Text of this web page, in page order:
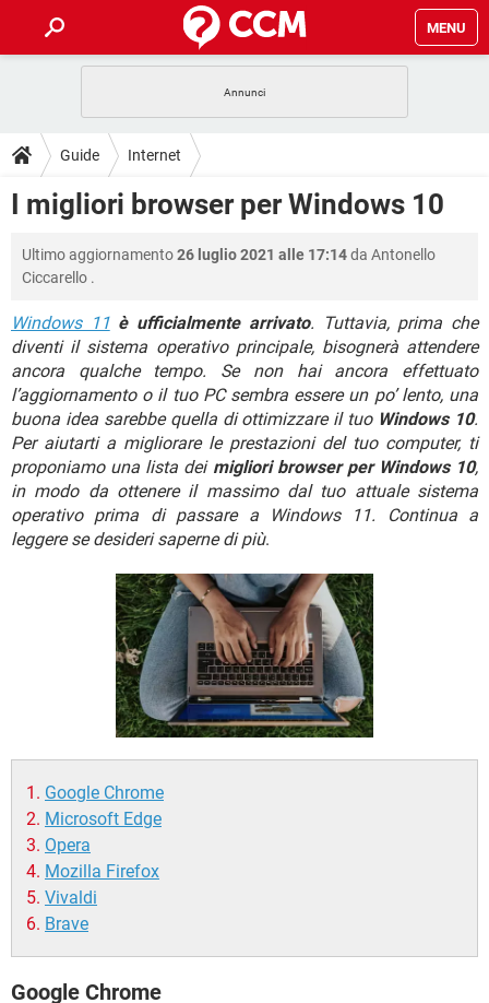
MENU
INTRATTENIMENTO
iOS WINDOWS 10
TIKTOK
GUIDE
COVID-19
INTRATTENIMENTO ANDROID
iOS WINDOWS 10
TIKTOK FACEBOOK
HARDWARE
DOWNLOAD
INTRATTENIMENTO
INSTAGRAM WHATSAPP
TIKTOK FACEBOOK
HARDWARE
FORUM
INTRATTENIMENTO ANDROID
iOS WINDOWS 10
INSTAGRAM WHATSAPP
TIKTOK FACEBOOK
HARDWARE
COVID-19 GAMING
INTRATTENIMENTO ANDROID
iOS WINDOWS 10
INSTAGRAM WHATSAPP
TIKTOK FACEBOOK
HARDWARE
Guide Internet
I migliori browser per Windows 10
Ultimo aggiornamento26 luglio 2021 alle 17:14da Antonello
Ciccarello .
Windows 11 è ufficialmente arrivato. Tuttavia, prima che
diventi il sistema operativo principale, bisognerà attendere
ancora qualche tempo. Se non hai ancora effettuato
l’aggiornamento o il tuo PC sembra essere un po’ lento, una
buona idea sarebbe quella di ottimizzare il tuo Windows 10.
Per aiutarti a migliorare le prestazioni del tuo computer, ti
proponiamo una lista dei migliori browser per Windows 10,
in modo da ottenere il massimo dal tuo attuale sistema
operativo prima di passare a Windows 11. Continua a
leggere se desideri saperne di più.
Google Chrome
Microsoft Edge
Opera
Mozilla Firefox
Vivaldi
Brave
Google Chrome